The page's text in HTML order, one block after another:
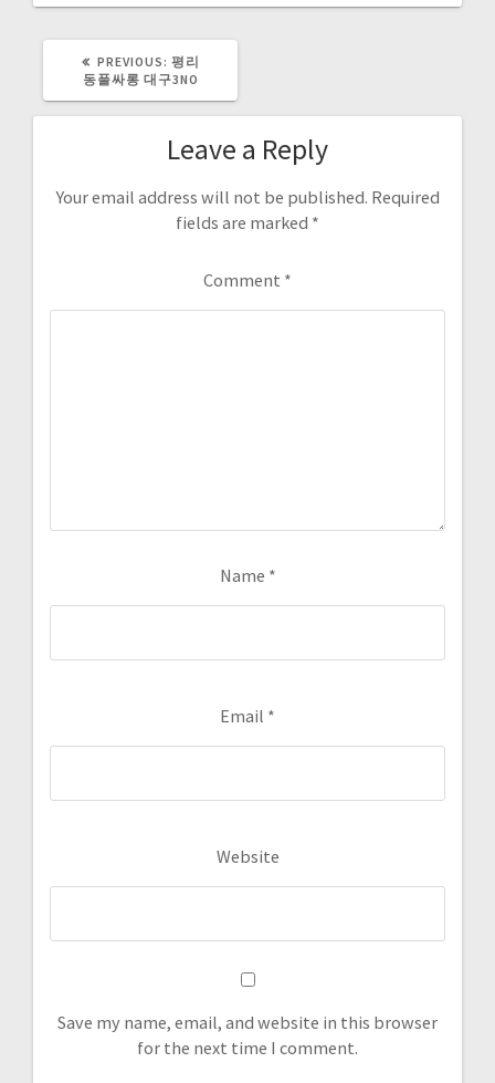
PREVIOUS: PREVIOUS
POST:
평리
동풀싸롱 대구3NO
Leave a Reply
Your email address will not be published. Required
fields are marked *
Comment *
Name *
Email *
Website
Save my name, email, and website in this browser
for the next time I comment.